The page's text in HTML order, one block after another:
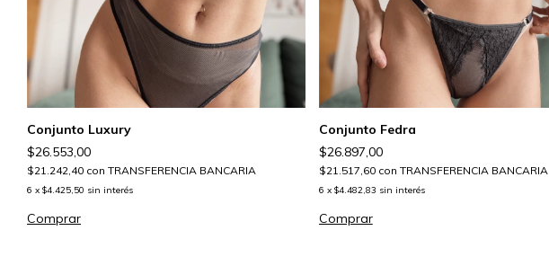
Conjunto Luxury
$26.553,00
$21.242,40 con TRANSFERENCIA BANCARIA
6 x $4.425,50 sin interés
Comprar
Conjunto Fedra
$26.897,00
$21.517,60 con TRANSFERENCIA BANCARIA
6 x $4.482,83 sin interés
Comprar